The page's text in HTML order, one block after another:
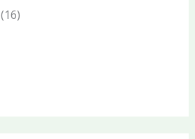
(16)